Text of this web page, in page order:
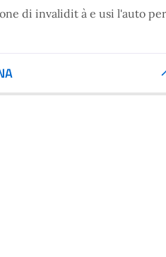
di invalidit à e usi l'auto